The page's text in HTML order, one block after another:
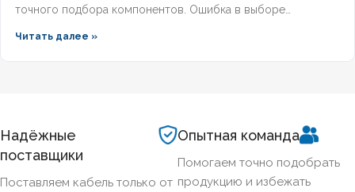
точного подбора компонентов. Ошибка в выборе
задымлении или массовым ложным срабатываниям из-за
Читать далее »
Надёжные
поставщики
Поставляем кабель только от
Опытная команда
Помогаем точно подобрать
продукцию и избежать